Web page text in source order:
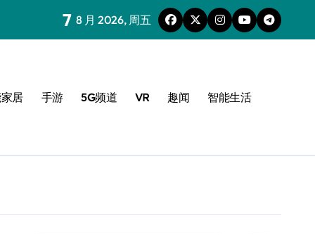
7 8 月 2026, 周五
居 手游 5G频道 VR 趣闻 智能生活